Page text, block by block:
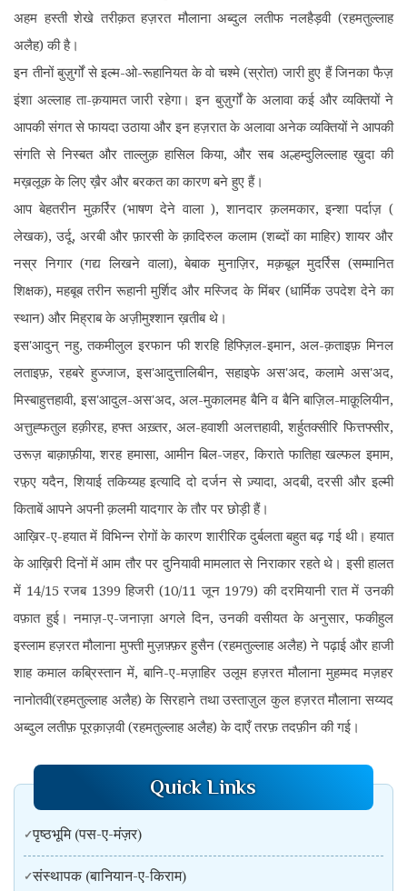
अहम हस्ती शेखे तरीक़त हज़रत मौलाना अब्दुल लतीफ नलहैड़वी (रहमतुल्लाह
अलैह) की है।
इन तीनों बुज़ुर्गों से इल्म-ओ-रूहानियत के वो चश्मे (स्रोत) जारी हुए हैं जिनका फैज़
इंशा अल्लाह ता-क़यामत जारी रहेगा। इन बुज़ुर्गों के अलावा कई और व्यक्तियों ने
आपकी संगत से फायदा उठाया और इन हज़रात के अलावा अनेक व्यक्तियों ने आपकी
संगति से निस्बत और ताल्लुक़ हासिल किया, और सब अल्हम्दुलिल्लाह ख़ुदा की
मख़लूक़ के लिए ख़ैर और बरकत का कारण बने हुए हैं।
आप बेहतरीन मुक़र्रिर (भाषण देने वाला ), शानदार क़लमकार, इन्शा पर्दाज़ (
लेखक), उर्दू, अरबी और फ़ारसी के क़ादिरुल कलाम (शब्दों का माहिर) शायर और
नस्र निगार (गद्य लिखने वाला), बेबाक मुनाज़िर, मक़बूल मुदर्रिस (सम्मानित
शिक्षक), महबूब तरीन रूहानी मुर्शिद और मस्जिद के मिंबर (धार्मिक उपदेश देने का
स्थान) और मिह्राब के अज़ीमुश्शान ख़तीब थे।
इस'आदुन् नहु, तकमीलुल इरफान फी शरहि हिफ्ज़िल-इमान, अल-क़ताइफ़ मिनल
लताइफ़, रहबरे हुज्जाज, इस'आदुत्तालिबीन, सहाइफे अस'अद, कलामे अस'अद,
मिस्बाहुत्तहावी, इस'आदुल-अस'अद, अल-मुकालमह बैनि व बैनि बाज़िल-माक़ूलियीन,
अत्तुह्फतुल हक़ीरह, हफ्त अख़्तर, अल-हवाशी अलत्तहावी, शर्हुतक्सीरि फित्तफ्सीर,
उरूज़ बाक़ाफ़ीया, शरह हमासा, आमीन बिल-जहर, किराते फातिहा खल्फल इमाम,
रफ़़ए यदैन, शियाई तकिय्यह इत्यादि दो दर्जन से ज़्यादा, अदबी, दरसी और इल्मी
किताबें आपने अपनी क़लमी यादगार के तौर पर छोड़ी हैं।
आख़िर-ए-हयात में विभिन्न रोगों के कारण शारीरिक दुर्बलता बहुत बढ़ गई थी। हयात
के आख़िरी दिनों में आम तौर पर दुनियावी मामलात से निराकार रहते थे। इसी हालत
में 14/15 रजब 1399 हिजरी (10/11 जून 1979) की दरमियानी रात में उनकी
वफ़ात हुई। नमाज़-ए-जनाज़ा अगले दिन, उनकी वसीयत के अनुसार, फकीहुल
इस्लाम हज़रत मौलाना मुफ्ती मुज़फ़्फ़र हुसैन (रहमतुल्लाह अलैह) ने पढ़ाई और हाजी
शाह कमाल कब्रिस्तान में, बानि-ए-मज़ाहिर उलूम हज़रत मौलाना मुहम्मद मज़हर
नानोतवी(रहमतुल्लाह अलैह) के सिरहाने तथा उस्ताज़ुल कुल हज़रत मौलाना सय्यद
अब्दुल लतीफ़ पूरक़ाज़वी (रहमतुल्लाह अलैह) के दाएँ तरफ़ तदफ़ीन की गई।
Quick Links
पृष्ठभूमि (पस-ए-मंज़र)
संस्थापक (बानियान-ए-किराम)